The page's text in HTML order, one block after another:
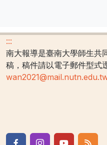
:::
南大報導是臺南大學師生共
稿，稿件請以電子郵件型式